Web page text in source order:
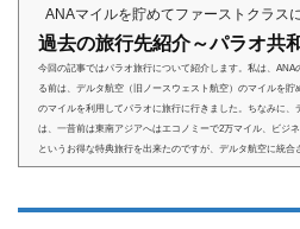
ANAマイルを貯めてファーストクラス
過去の旅行先紹介～パラオ共
今回の記事ではパラオ旅行について紹介します。私は、ANA
る前は、デルタ航空（旧ノースウェスト航空）のマイルを貯
のマイルを利用してパラオに旅行に行きました。ちなみに、
は、一昔前は東南アジアへはエコノミーで2万マイル、ビジ
というお得な特典旅行を出来たのですが、デルタ航空に統合
なったのを機にANAに乗り換えました。（まぁ、どこの航空